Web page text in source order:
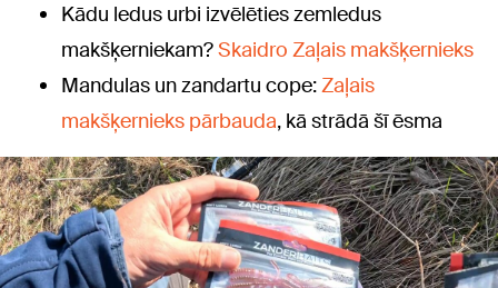
Kādu ledus urbi izvēlēties zemledus
makšķerniekam?Skaidro Zaļais makšķernieks
Mandulas un zandartu cope:Zaļais
makšķernieks pārbauda, kā strādā šī ēsma